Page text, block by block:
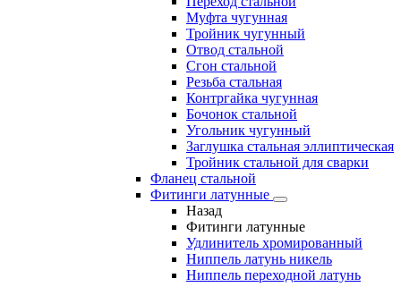
Муфта чугунная
Тройник чугунный
Отвод стальной
Сгон стальной
Резьба стальная
Контргайка чугунная
Бочонок стальной
Угольник чугунный
Заглушка стальная эллиптическая
Тройник стальной для сварки
Фланец стальной
Фитинги латунные
Назад
Фитинги латунные
Удлинитель хромированный
Ниппель латунь никель
Ниппель переходной латунь